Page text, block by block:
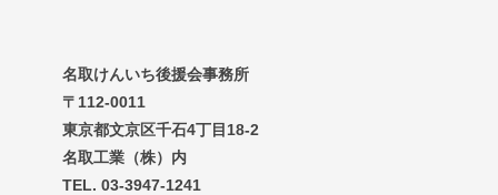
名取けんいち後援会事務所
〒112-0011
東京都文京区千石4丁目18-2
名取工業（株）内
TEL. 03-3947-1241